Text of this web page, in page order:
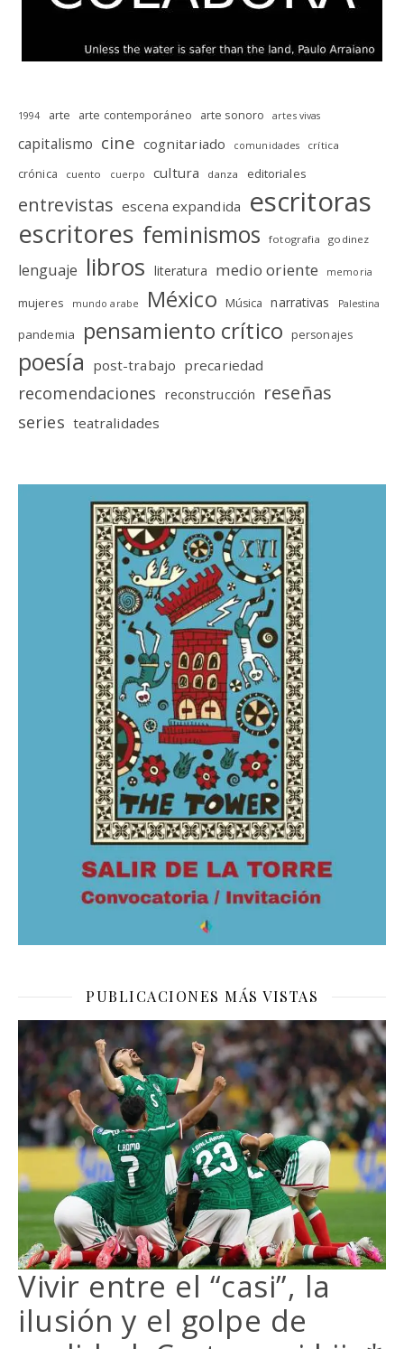
1994 arte arte contemporáneo arte sonoro artes vivas
capitalismo cine cognitariado comunidades crítica
crónica cuento cuerpo cultura danza editoriales
entrevistas escena expandida escritoras
escritores feminismos fotografia godinez
lenguaje libros literatura medio oriente memoria
mujeres mundo arabe México Música narrativas Palestina
pandemia pensamiento crítico personajes
poesía post-trabajo precariedad
recomendaciones reconstrucción reseñas
series teatralidades
PUBLICACIONES MÁS VISTAS
Vivir entre el “casi”, la
ilusión y el golpe de